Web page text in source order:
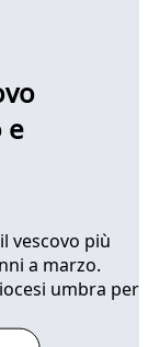
e
vescovo più
a marzo.
umbra per